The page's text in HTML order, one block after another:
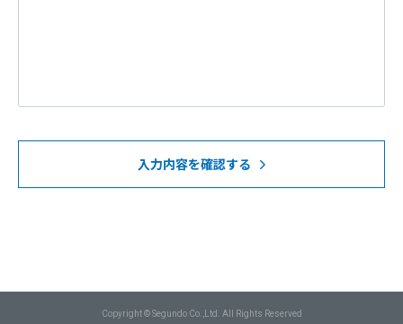
入力内容を確認する
Copyright © Segundo Co.,Ltd. All Rights Reserved